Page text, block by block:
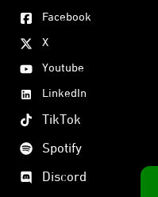
Facebook
X
Youtube
LinkedIn
TikTok
Spotify
Discord